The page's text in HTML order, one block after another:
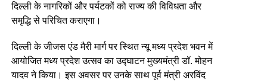
दिल्ली के नागरिकों और पर्यटकों को राज्य की विविधता और
समृद्धि से परिचित कराएगा।
दिल्ली के जीजस एंड मैरी मार्ग पर स्थित न्यू मध्य प्रदेश भवन में
आयोजित मध्य प्रदेश उत्सव का उद्घाटन मुख्यमंत्री डॉ. मोहन
यादव ने किया। इस अवसर पर उनके साथ पूर्व मंत्री अरविंद